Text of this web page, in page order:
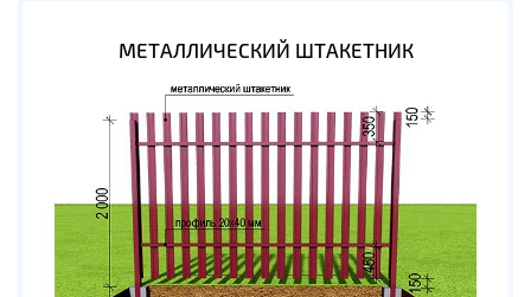
МЕТАЛЛИЧЕСКИЙ ШТАКЕТНИК